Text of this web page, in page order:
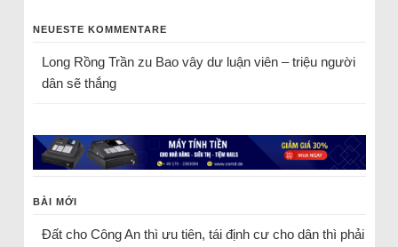
NEUESTE KOMMENTARE
Long Rồng Trầnzu Bao vây dư luận viên – triệu người
dân sẽ thắng
BÀI MỚI
Đất cho Công An thì ưu tiên, tái định cư cho dân thì phải